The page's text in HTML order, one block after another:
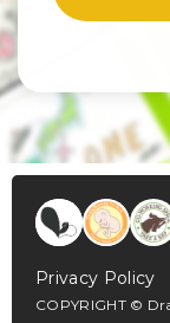
Privacy Policy
COPYRIGHT ©